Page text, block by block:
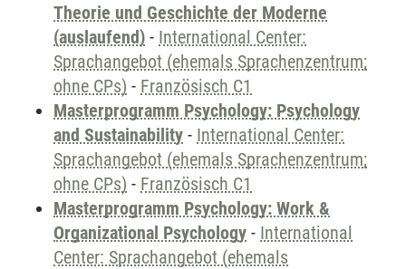
Theorie und Geschichte der Moderne
(auslaufend) - International Center:
Sprachangebot (ehemals Sprachenzentrum;
ohne CPs) - Französisch C1
Masterprogramm Psychology: Psychology
and Sustainability - International Center:
Sprachangebot (ehemals Sprachenzentrum;
ohne CPs) - Französisch C1
Masterprogramm Psychology: Work &
Organizational Psychology - International
Center: Sprachangebot (ehemals